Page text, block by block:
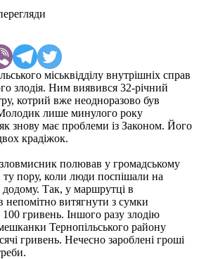
міськвідділу внутрішніх справ
злодія. Ним виявився 32-річний
котрий вже неодноразово був
лише минулого року
як знову має проблеми із Законом. Його
крадіжок.
полював у громадському
ту пору, коли люди поспішали на
Так, у маршрутці в
непомітно витягнути з сумки
гривень. Іншого разу злодію
Тернопільського району
гривень. Нечесно зароблені гроші